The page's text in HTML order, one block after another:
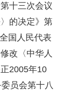
十三次会议
的决定》第
国人民代表
改〈中华人
2005年10
员会第十八